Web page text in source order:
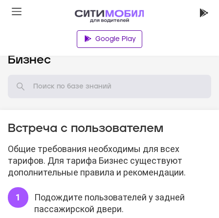
Google Play
Бизнес
Встреча с пользователем
Общие требования необходимы для всех
тарифов. Для тарифа Бизнес существуют
дополнительные правила и рекомендации.
Подождите пользователей у задней
пассажирской двери.